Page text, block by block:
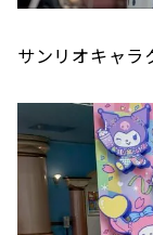
サンリオキャラ